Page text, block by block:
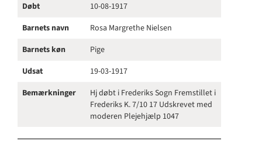
Døbt
10-08-1917
Barnets navn
Rosa Margrethe Nielsen
Barnets køn
Pige
Udsat
19-03-1917
Bemærkninger
Hj døbt i Frederiks Sogn Fremstillet i
Frederiks K. 7/10 17 Udskrevet med
moderen Plejehjælp 1047